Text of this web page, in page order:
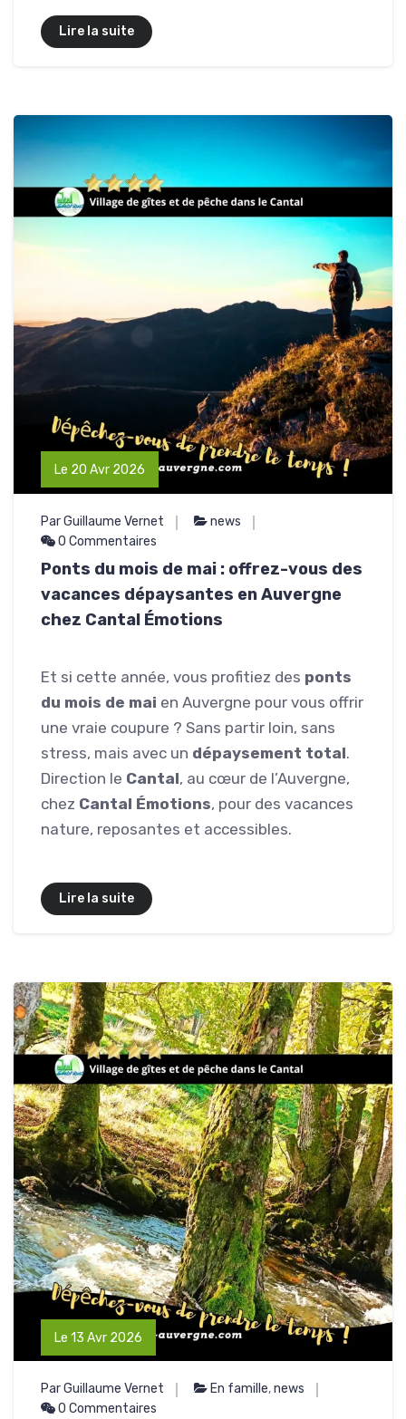
Lire la suite
Le 20 Avr 2026
Par Guillaume Vernet
news
0 Commentaires
Ponts du mois de mai : offrez-vous des
vacances dépaysantes en Auvergne
chez Cantal Émotions
Et si cette année, vous profitiez des ponts
du mois de mai en Auvergne pour vous offrir
une vraie coupure ? Sans partir loin, sans
stress, mais avec un dépaysement total.
Direction le Cantal, au cœur de l’Auvergne,
chez Cantal Émotions, pour des vacances
nature, reposantes et accessibles.
Lire la suite
Le 13 Avr 2026
Par Guillaume Vernet En famille,news
0 Commentaires